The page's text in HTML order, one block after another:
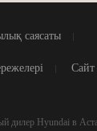
саясаты
Сайт
дилер Hyundai в